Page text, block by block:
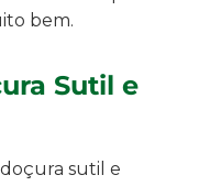
bem.
Sutil e
sutil e